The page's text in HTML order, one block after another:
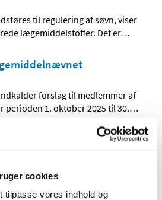
cookies
tilpasse vores indhold og
til regulering af søvn, viser
lægemiddelstoffer. Det er…
forslag til medlemmer af
1. oktober 2025 til 30.…
i 2025
under GMP-inspektioner
et øget fokus på